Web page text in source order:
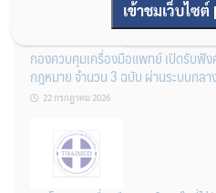
กองควบคุมเครื่องมือแพทย์ เปิดรับฟั
กฎหมาย จำนวน 3 ฉบับ ผ่านระบบกล
22 กรกฎาคม 2026
เข้าชมเว็บไซ